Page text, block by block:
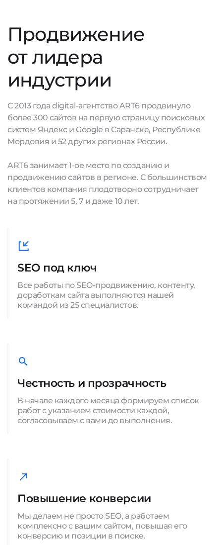
Продвижение
от лидера
индустрии
С 2013 года digital-агентство ART6 продвинуло
более 300 сайтов на первую страницу поисковых
систем Яндекс и Google в Саранске, Республике
Мордовия и 52 других регионах России.
ART6 занимает 1-ое место по созданию и
продвижению сайтов в регионе. С большинством
клиентов компания плодотворно сотрудничает
на протяжении 5, 7 и даже 10 лет.
SEO под ключ
Все работы по SEO-продвижению, контенту,
доработкам сайта выполняются нашей
командой из 25 специалистов.
Честность и прозрачность
В начале каждого месяца формируем список
работ с указанием стоимости каждой,
согласовываем с вами до выполнения.
Повышение конверсии
Мы делаем не просто SEO, а работаем
комплексно с вашим сайтом, повышая его
конверсию и позиции в поиске.